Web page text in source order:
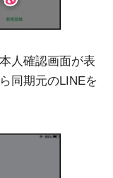
人確認画面が表
同期元のLINEを